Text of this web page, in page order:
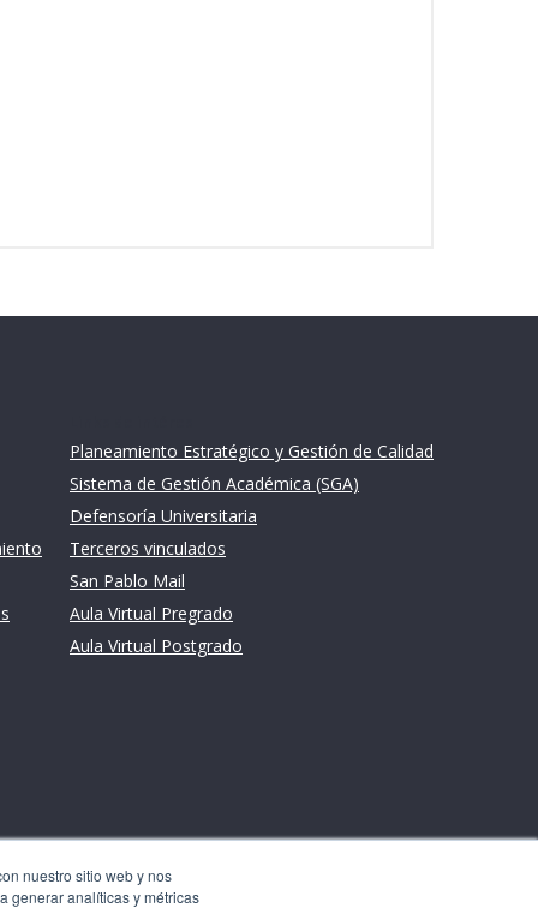
nuestro sitio web y nos
generar analíticas y métricas
Planeamiento Estratégico y Gestión de Calidad
Sistema de Gestión Académica (SGA)
Defensoría Universitaria
Terceros vinculados
San Pablo Mail
Aula Virtual Pregrado
Aula Virtual Postgrado